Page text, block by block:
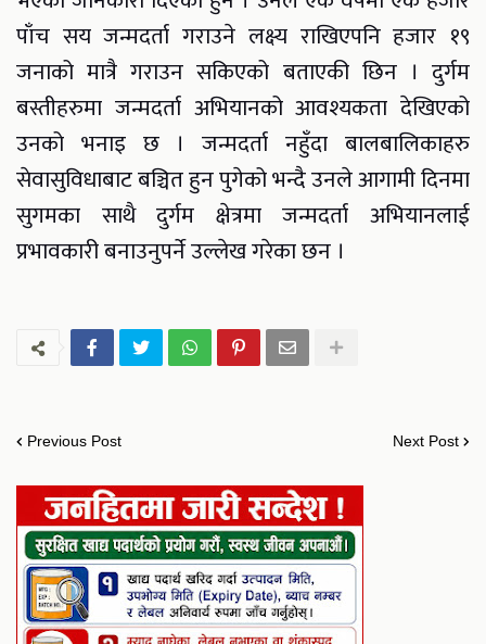
पाँच सय जन्मदर्ता गराउने लक्ष्य राखिएपनि हजार १९
जनाको मात्रै गराउन सकिएको बताएकी छिन । दुर्गम
बस्तीहरुमा जन्मदर्ता अभियानको आवश्यकता देखिएको
उनको भनाइ छ । जन्मदर्ता नहुँदा बालबालिकाहरु
सेवासुविधाबाट बञ्चित हुन पुगेको भन्दै उनले आगामी दिनमा
सुगमका साथै दुर्गम क्षेत्रमा जन्मदर्ता अभियानलाई
प्रभावकारी बनाउनुपर्ने उल्लेख गरेका छन ।
Previous Post Next Post